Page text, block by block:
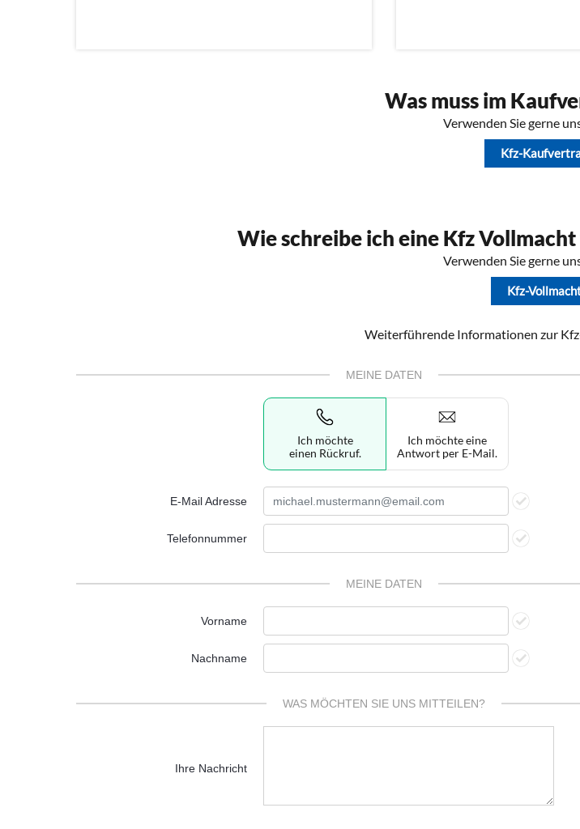
Was muss im
Verwenden Sie gerne
Kfz-
Wie schreibe ich eine Kfz
Verwenden Sie gerne
Kfz-
Weiterführende Informationen zur
MEINE DATEN
Ich möchte
einen Rückruf.
Ich möchte eine
Antwort per E-Mail.
E-Mail Adresse
Telefonnummer
MEINE DATEN
Vorname
Nachname
WAS MÖCHTEN SIE UNS MITTEILEN?
Ihre Nachricht